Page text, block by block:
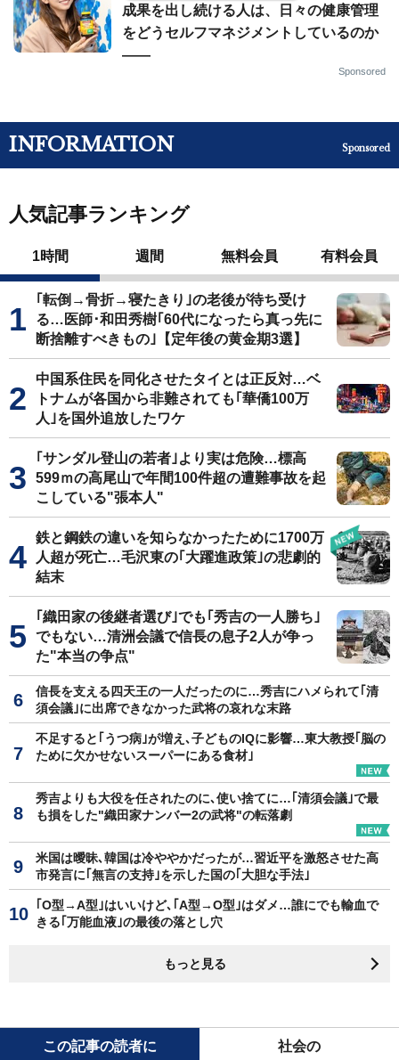
成果を出し続ける人は、日々の健康管理
をどうセルフマネジメントしているのか
——
Sponsored
INFORMATION Sponsored
人気記事ランキング
1時間 週間 無料会員 有料会員
｢転倒→骨折→寝たきり｣の老後が待ち受け
る…医師･和田秀樹｢60代になったら真っ先に
断捨離すべきもの｣【定年後の黄金期3選】
中国系住民を同化させたタイとは正反対…ベ
トナムが各国から非難されても｢華僑100万
人｣を国外追放したワケ
｢サンダル登山の若者｣より実は危険…標高
599ｍの高尾山で年間100件超の遭難事故を起
こしている"張本人"
鉄と鋼鉄の違いを知らなかったために1700万
人超が死亡…毛沢東の｢大躍進政策｣の悲劇的
結末
｢織田家の後継者選び｣でも｢秀吉の一人勝ち｣
でもない…清洲会議で信長の息子2人が争っ
た"本当の争点"
信長を支える四天王の一人だったのに…秀吉にハメられて｢清
須会議｣に出席できなかった武将の哀れな末路
不足すると｢うつ病｣が増え､子どものIQに影響…東大教授｢脳の
ために欠かせないスーパーにある食材｣
秀吉よりも大役を任されたのに､使い捨てに…｢清須会議｣で最
も損をした"織田家ナンバー2の武将"の転落劇
米国は曖昧､韓国は冷ややかだったが…習近平を激怒させた高
市発言に｢無言の支持｣を示した国の｢大胆な手法｣
｢O型→A型｣はいいけど､｢A型→O型｣はダメ…誰にでも輸血で
きる｢万能血液｣の最後の落とし穴
もっと見る
この記事の読者に 社会の